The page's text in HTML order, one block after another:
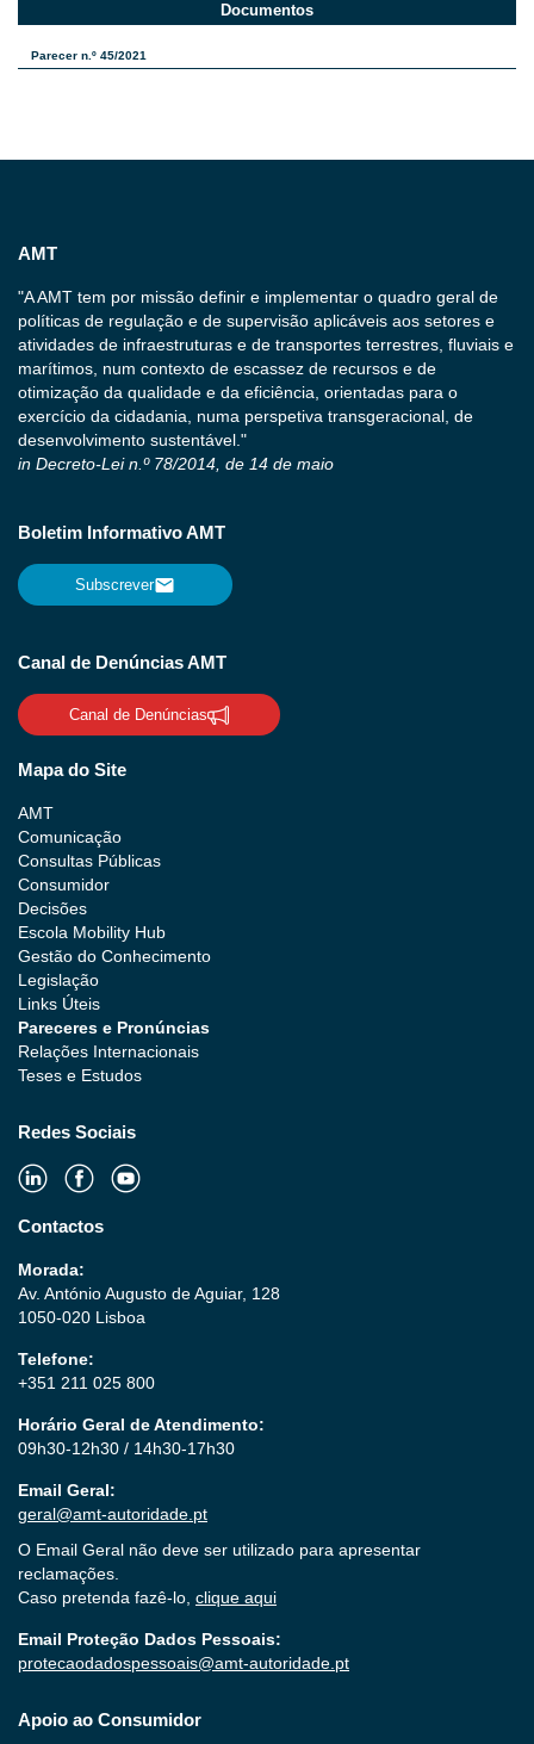
Documentos
Parecer n.º 45/2021
AMT
"A AMT tem por missão definir e implementar o quadro geral de
políticas de regulação e de supervisão aplicáveis aos setores e
atividades de infraestruturas e de transportes terrestres, fluviais e
marítimos, num contexto de escassez de recursos e de
otimização da qualidade e da eficiência, orientadas para o
exercício da cidadania, numa perspetiva transgeracional, de
desenvolvimento sustentável."
in Decreto-Lei n.º 78/2014, de 14 de maio
Boletim Informativo AMT
Subscrever
Canal de Denúncias AMT
Canal de Denúncias
Mapa do Site
AMT
Comunicação
Consultas Públicas
Consumidor
Decisões
Escola Mobility Hub
Gestão do Conhecimento
Legislação
Links Úteis
Pareceres e Pronúncias
Relações Internacionais
Teses e Estudos
Redes Sociais
Contactos
Morada:
Av. António Augusto de Aguiar, 128
1050-020 Lisboa
Telefone:
+351 211 025 800
Horário Geral de Atendimento:
09h30-12h30 / 14h30-17h30
Email Geral:
geral@amt-autoridade.pt
O Email Geral não deve ser utilizado para apresentar
reclamações.
Caso pretenda fazê-lo, clique aqui
Email Proteção Dados Pessoais:
protecaodadospessoais@amt-autoridade.pt
Apoio ao Consumidor